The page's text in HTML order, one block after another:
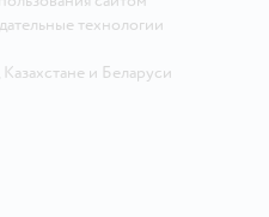
технологии
Казахстанеи Беларуси